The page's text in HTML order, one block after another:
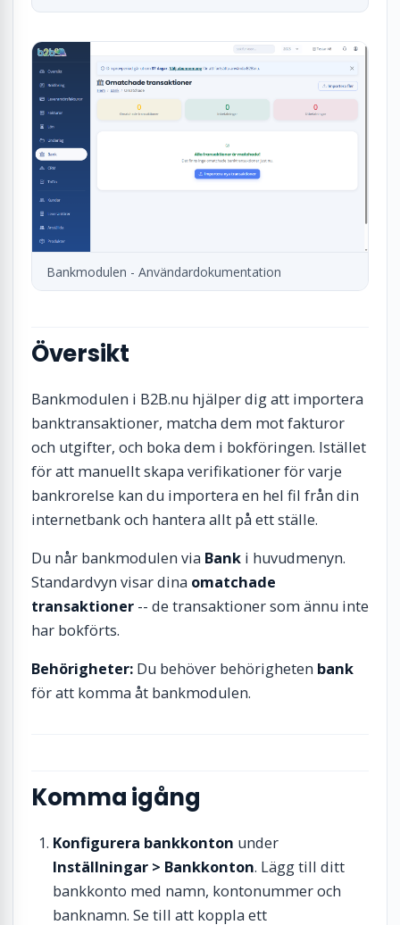
Bankmodulen - Användardokumentation
Översikt
Bankmodulen i B2B.nu hjälper dig att importera
banktransaktioner, matcha dem mot fakturor
och utgifter, och boka dem i bokföringen. Istället
för att manuellt skapa verifikationer för varje
bankrorelse kan du importera en hel fil från din
internetbank och hantera allt på ett ställe.
Du når bankmodulen via Bank i huvudmenyn.
Standardvyn visar dina omatchade
transaktioner -- de transaktioner som ännu inte
har bokförts.
Behörigheter: Du behöver behörigheten bank
för att komma åt bankmodulen.
Komma igång
Konfigurera bankkonton under
Inställningar > Bankkonton. Lägg till ditt
bankkonto med namn, kontonummer och
banknamn. Se till att koppla ett